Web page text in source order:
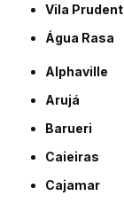
Vila
Água Rasa
Alphaville
Arujá
Barueri
Caieiras
Cajamar